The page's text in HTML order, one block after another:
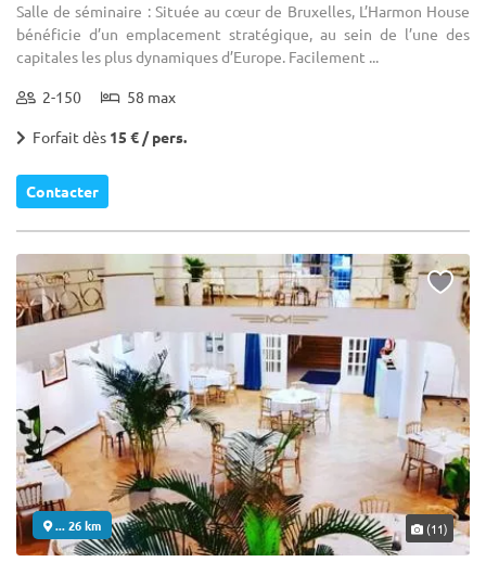
Salle de séminaire : Située au cœur de Bruxelles, L’Harmon House
bénéficie d’un emplacement stratégique, au sein de l’une des
capitales les plus dynamiques d’Europe. Facilement ...
2-150 58 max
Forfait dès 15 € / pers.
Contacter
... 26 km (11)